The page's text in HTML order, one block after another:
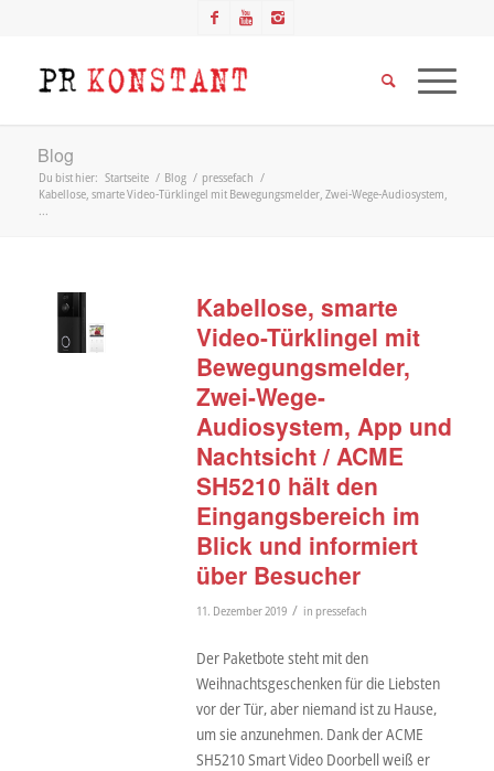
Blog
Du bist hier: Startseite / Blog / pressefach /
Kabellose, smarte Video-Türklingel mit Bewegungsmelder, Zwei-Wege-Audiosystem,
...
Kabellose, smarte
Video-Türklingel mit
Bewegungsmelder,
Zwei-Wege-
Audiosystem, App und
Nachtsicht / ACME
SH5210 hält den
Eingangsbereich im
Blick und informiert
über Besucher
11. Dezember 2019 / in pressefach
Der Paketbote steht mit den
Weihnachtsgeschenken für die Liebsten
vor der Tür, aber niemand ist zu Hause,
um sie anzunehmen. Dank der ACME
SH5210 Smart Video Doorbell weiß er